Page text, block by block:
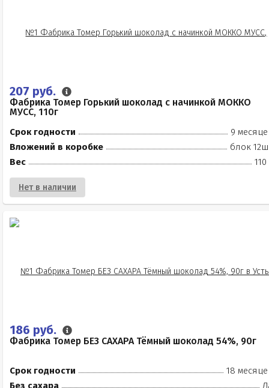
207 руб.
Фабрика Томер Горький шоколад с начинкой МОККО
МУСС, 110г
Срок годности
9
Вложений в коробке
блок
Вес
110
Нет в наличии
186 руб.
Фабрика Томер БЕЗ САХАРА Тёмный шоколад 54%, 90г
Срок годности
18
Без сахара